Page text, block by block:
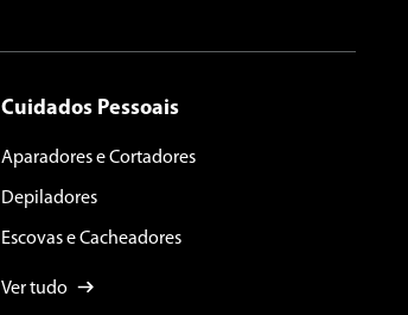
Cuidados Pessoais
Aparadores e Cortadores
Depiladores
Escovas e Cacheadores
Ver tudo